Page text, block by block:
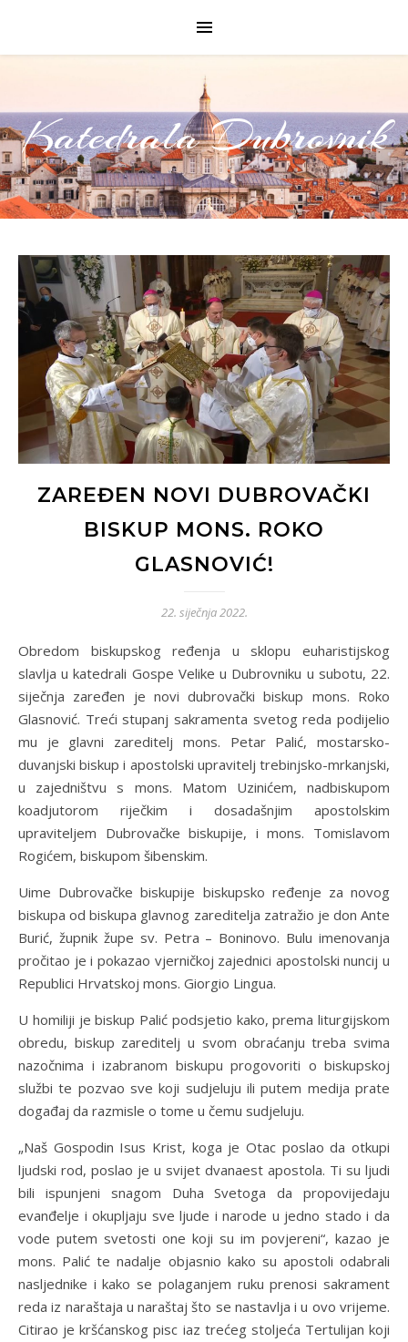
Katedrala Dubrovnik
ZAREĐEN NOVI DUBROVAČKI
BISKUP MONS. ROKO
GLASNOVIĆ!
22. siječnja 2022.
Obredom biskupskog ređenja u sklopu euharistijskog
slavlja u katedrali Gospe Velike u Dubrovniku u subotu, 22.
siječnja zaređen je novi dubrovački biskup mons. Roko
Glasnović. Treći stupanj sakramenta svetog reda podijelio
mu je glavni zareditelj mons. Petar Palić, mostarsko-
duvanjski biskup i apostolski upravitelj trebinjsko-mrkanjski,
u zajedništvu s mons. Matom Uzinićem, nadbiskupom
koadjutorom riječkim i dosadašnjim apostolskim
upraviteljem Dubrovačke biskupije, i mons. Tomislavom
Rogićem, biskupom šibenskim.
Uime Dubrovačke biskupije biskupsko ređenje za novog
biskupa od biskupa glavnog zareditelja zatražio je don Ante
Burić, župnik župe sv. Petra – Boninovo. Bulu imenovanja
pročitao je i pokazao vjerničkoj zajednici apostolski nuncij u
Republici Hrvatskoj mons. Giorgio Lingua.
U homiliji je biskup Palić podsjetio kako, prema liturgijskom
obredu, biskup zareditelj u svom obraćanju treba svima
nazočnima i izabranom biskupu progovoriti o biskupskoj
službi te pozvao sve koji sudjeluju ili putem medija prate
događaj da razmisle o tome u čemu sudjeluju.
„Naš Gospodin Isus Krist, koga je Otac poslao da otkupi
ljudski rod, poslao je u svijet dvanaest apostola. Ti su ljudi
bili ispunjeni snagom Duha Svetoga da propovijedaju
evanđelje i okupljaju sve ljude i narode u jedno stado i da
vode putem svetosti one koji su im povjereni“, kazao je
mons. Palić te nadalje objasnio kako su apostoli odabrali
nasljednike i kako se polaganjem ruku prenosi sakrament
reda iz naraštaja u naraštaj što se nastavlja i u ovo vrijeme.
Citirao je kršćanskog pisc iaz trećeg stoljeća Tertulijan koji